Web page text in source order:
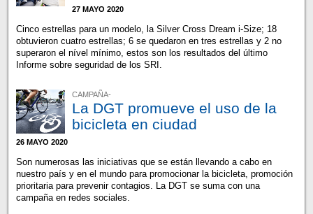
27 MAYO 2020
Cinco estrellas para un modelo, la Silver Cross Dream i-Size; 18
obtuvieron cuatro estrellas; 6 se quedaron en tres estrellas y 2 no
superaron el nível mínimo, estos son los resultados del último
Informe sobre seguridad de los SRI.
CAMPAÑA-
La DGT promueve el uso de la
bicicleta en ciudad
26 MAYO 2020
Son numerosas las iniciativas que se están llevando a cabo en
nuestro país y en el mundo para promocionar la bicicleta, promoción
prioritaria para prevenir contagios. La DGT se suma con una
campaña en redes sociales.